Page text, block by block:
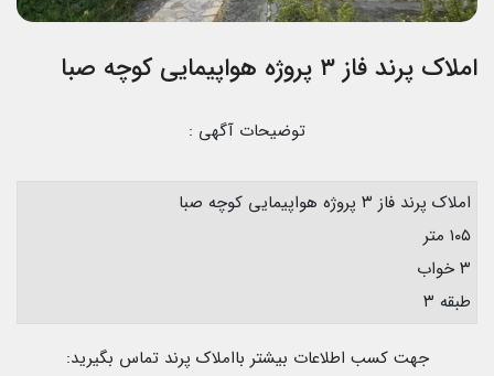
املاک پرند فاز ۳ پروژه هواپیمایی کوچه صبا
توضیحات آگهی :
املاک پرند فاز ۳ پروژه هواپیمایی کوچه صبا
۱۰۵ متر
۳ خواب
طبقه ۳
جهت کسب اطلاعات بیشتر بااملاک پرند تماس بگیرید: